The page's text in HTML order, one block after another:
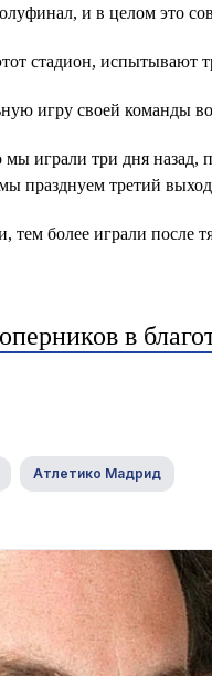
и в целом это
стадион, испытывают
игру своей команды
играли три дня назад,
празднуем третий
более играли после
в
Атлетико Мадрид